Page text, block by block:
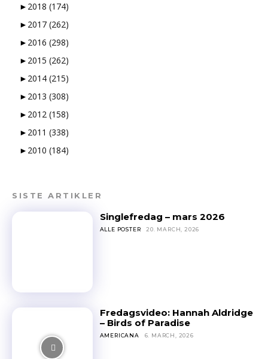
► 2018 (174)
► 2017 (262)
► 2016 (298)
► 2015 (262)
► 2014 (215)
► 2013 (308)
► 2012 (158)
► 2011 (338)
► 2010 (184)
SISTE ARTIKLER
Singlefredag – mars 2026
ALLE POSTER 20. MARCH, 2026
Fredagsvideo: Hannah Aldridge
– Birds of Paradise
AMERICANA 6. MARCH, 2026